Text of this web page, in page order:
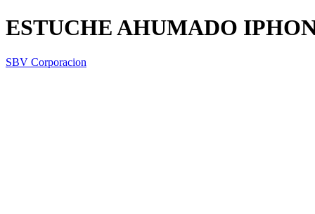
ESTUCHE AHUMADO
SBV Corporacion